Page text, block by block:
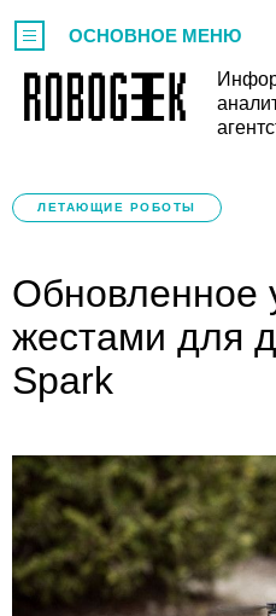
ОСНОВНОЕ МЕНЮ
ЛЕТАЮЩИЕ РОБОТЫ
Обновленное
жестами для
Spark